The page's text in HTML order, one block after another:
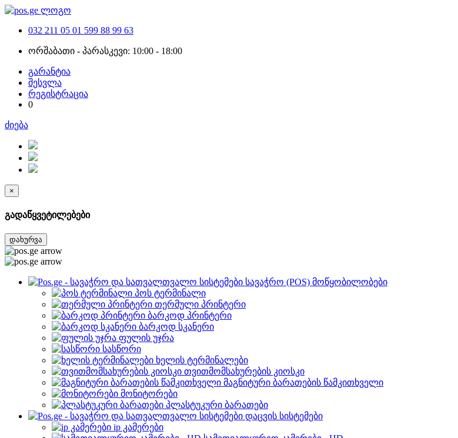
032 211 05 01 599 88 99 63
ორშაბათი - პარასკევი: 10:00 - 18:00
გარანტია
შესვლა
რეგისტრაცია
0
ძიება
×
გადაწყვეტილებები
დახურვა
სავაჭრო (POS) მოწყობილობები
პოს ტერმინალი
თერმული პრინტერი
ბარკოდ პრინტერი
ბარკოდ სკანერი
ფულის უჯრა
სასწორი
ხელის ტერმინალები
თვითმომსახურების კიოსკი
მაგნიტური ბარათების წამკითხველი
მონიტორები
პლასტუკური ბარათები
დაცვის სისტემები
ip კამერები